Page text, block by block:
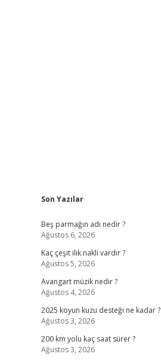
Sidebar
Son Yazılar
Beş parmağın adı nedir ?
Ağustos 6, 2026
Kaç çeşit ilik nakli vardır ?
Ağustos 5, 2026
Avangart müzik nedir ?
Ağustos 4, 2026
2025 koyun kuzu desteği ne kadar ?
Ağustos 3, 2026
200 km yolu kaç saat sürer ?
Ağustos 3, 2026